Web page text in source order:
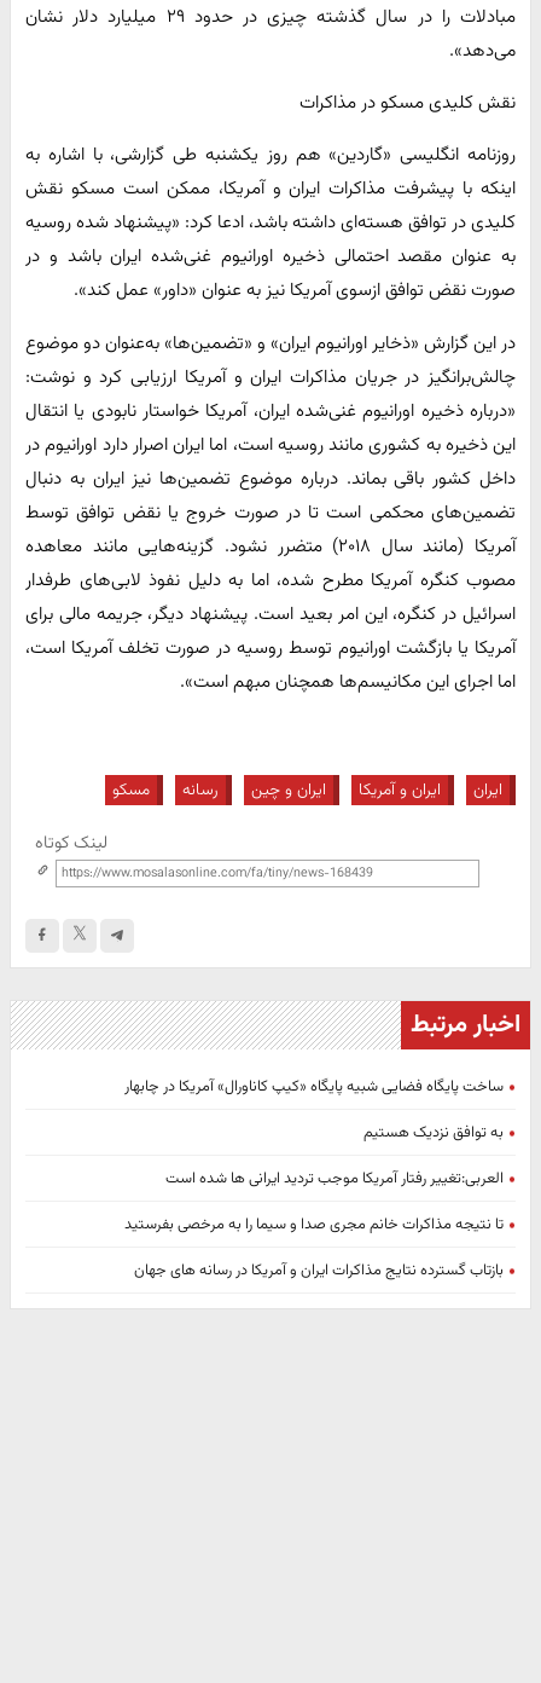
مبادلات را در سال‌ گذشته چیزی در حدود ۲۹ میلیارد دلار نشان
می‌دهد».
نقش کلیدی مسکو در مذاکرات
روزنامه انگلیسی «گاردین» هم روز یکشنبه طی گزارشی، با اشاره به
اینکه با پیشرفت مذاکرات ایران و آمریکا، ممکن است مسکو نقش
کلیدی در توافق هسته‌ای داشته باشد، ادعا کرد: «پیشنهاد شده روسیه
به عنوان مقصد احتمالی ذخیره اورانیوم غنی‌شده ایران باشد و در
صورت نقض توافق ازسوی آمریکا نیز به عنوان «داور» عمل کند».
در این گزارش «ذخایر اورانیوم ایران» و «تضمین‌ها» به‌عنوان دو موضوع
چالش‌برانگیز در جریان مذاکرات ایران و آمریکا ارزیابی کرد و نوشت:
«درباره ذخیره اورانیوم غنی‌شده ایران، آمریکا خواستار نابودی یا انتقال
این ذخیره به کشوری مانند روسیه است، اما ایران اصرار دارد اورانیوم در
داخل کشور باقی بماند. درباره موضوع تضمین‌ها نیز ایران به دنبال
تضمین‌های محکمی است تا در صورت خروج یا نقض توافق توسط
آمریکا (مانند سال ۲۰۱۸) متضرر نشود. گزینه‌هایی مانند معاهده
مصوب کنگره آمریکا مطرح شده، اما به دلیل نفوذ لابی‌های طرفدار
اسرائیل در کنگره، این امر بعید است. پیشنهاد دیگر، جریمه مالی برای
آمریکا یا بازگشت اورانیوم توسط روسیه در صورت تخلف آمریکا است،
اما اجرای این مکانیسم‌ها همچنان مبهم است».
ایران ایران و آمریکا ایران و چین رسانه مسکو
لینک کوتاه
اخبار مرتبط
ساخت پایگاه فضایی شبیه پایگاه «کیپ کاناورال» آمریکا در چابهار
به توافق نزدیک هستیم
العربی:تغییر رفتار آمریکا موجب تردید ایرانی ها شده است
تا نتیجه مذاکرات خانم مجری صدا و سیما را به مرخصی بفرستید
بازتاب گسترده نتایج مذاکرات ایران و آمریکا در رسانه های جهان